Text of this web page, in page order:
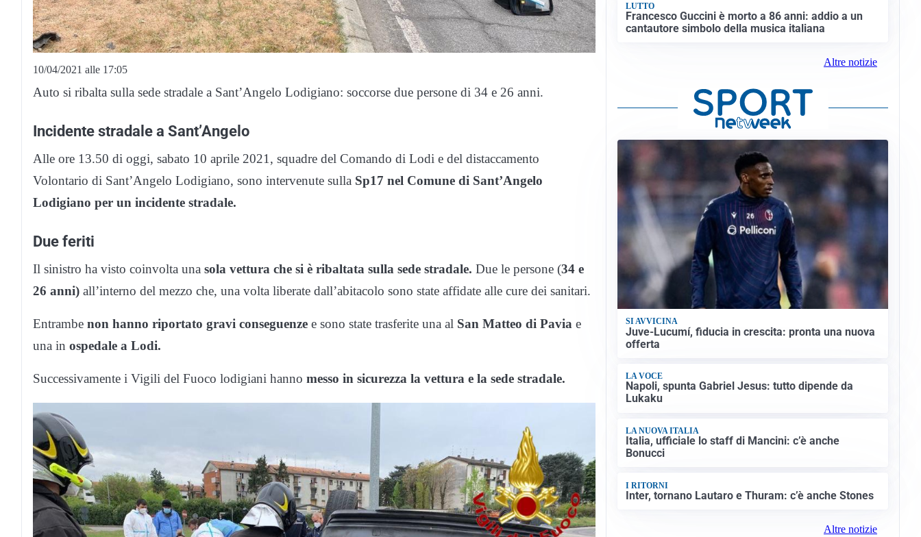
10/04/2021 alle 17:05
Auto si ribalta sulla sede stradale a Sant’Angelo Lodigiano: soccorse due persone di 34 e 26 anni.
Incidente stradale a Sant’Angelo
Alle ore 13.50 di oggi, sabato 10 aprile 2021, squadre del Comando di Lodi e del distaccamento
Volontario di Sant’Angelo Lodigiano, sono intervenute sulla Sp17 nel Comune di Sant’Angelo
Lodigiano per un incidente stradale.
Due feriti
Il sinistro ha visto coinvolta una sola vettura che si è ribaltata sulla sede stradale. Due le persone (34 e
26 anni) all’interno del mezzo che, una volta liberate dall’abitacolo sono state affidate alle cure dei sanitari.
Entrambe non hanno riportato gravi conseguenze e sono state trasferite una al San Matteo di Pavia e
una in ospedale a Lodi.
Successivamente i Vigili del Fuoco lodigiani hanno messo in sicurezza la vettura e la sede stradale.
LUTTO
Francesco Guccini è morto a 86 anni: addio a un
cantautore simbolo della musica italiana
Altre notizie
SI AVVICINA
Juve-Lucumí, fiducia in crescita: pronta una nuova
offerta
LA VOCE
Napoli, spunta Gabriel Jesus: tutto dipende da
Lukaku
LA NUOVA ITALIA
Italia, ufficiale lo staff di Mancini: c’è anche
Bonucci
I RITORNI
Inter, tornano Lautaro e Thuram: c’è anche Stones
Altre notizie